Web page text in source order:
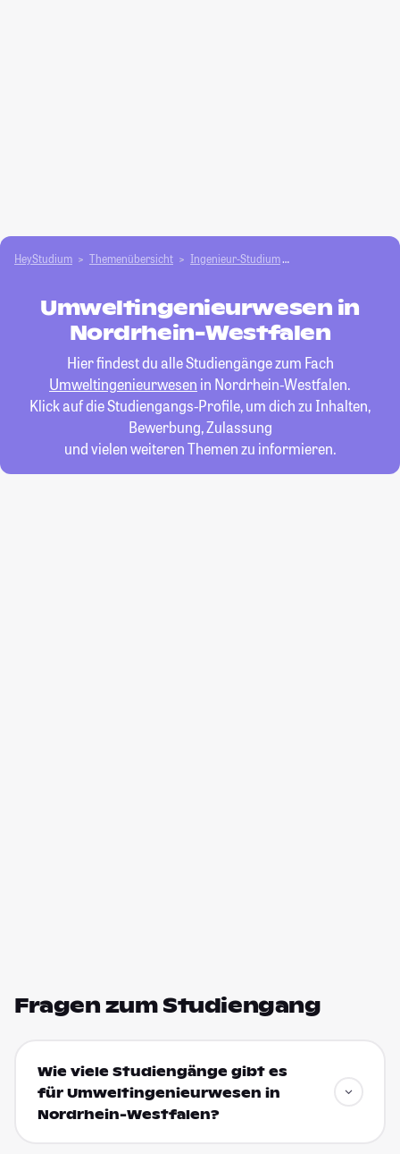
HeyStudium Themenübersicht Ingenieur-Studium
Umweltingenieurwesen in
Nordrhein-Westfalen
Hier findest du alle Studiengänge zum Fach
Umweltingenieurwesen in Nordrhein-Westfalen.
Klick auf die Studiengangs-Profile, um dich zu Inhalten,
Bewerbung, Zulassung
und vielen weiteren Themen zu informieren.
Fragen zum Studiengang
Wie viele Studiengänge gibt es
für Umweltingenieurwesen in
Nordrhein-Westfalen?